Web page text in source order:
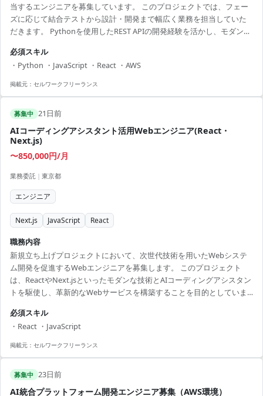
当するエンジニアを募集しています。 このプロジェクトでは、フェー
ズに応じて結合テストから設計・開発まで幅広く業務を担当していた
だきます。 Pythonを使用したREST APIの開発経験を活かし、モダンな
た、コンテナ化された環境での開発・運用業務もございます。 現場は
リモートワークを基本としますが、必要に応じてオフィスでの作業も
あります。 【アピールポイント】 ・最先端技術に触れられる大規模プ
必須スキル
・Python ・JavaScript ・React ・AWS
掲載元： セルワークフリーランス
募集中 21日前
AIコーディングアシスタント活用Webエンジニア(React・
Next.js)
〜850,000円/月
業務委託 | 東京都
エンジニア
Next.js JavaScript React
職務内容
新規立ち上げプロジェクトにおいて、次世代技術を用いたWebシステ
ム開発を促進するWebエンジニアを募集します。 このプロジェクト
は、ReactやNext.jsといったモダンな技術とAIコーディングアシスタン
トを駆使し、革新的なWebサービスを構築することを目的としていま
ームの中心として活躍することを期待されています。 約5～10名の精鋭
チームで、柔軟な働き方と共にスキルアップの機会を提供します。 AI
技術に興味があり、常に技術革新を追求する姿勢のあるエンジニアに
必須スキル
・React ・JavaScript
掲載元： セルワークフリーランス
募集中 23日前
AI統合プラットフォーム開発エンジニア募集（AWS環境）